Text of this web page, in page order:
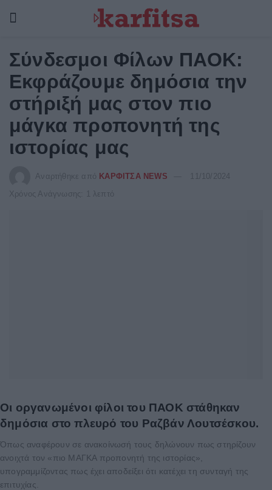
Σύνδεσμοι Φίλων ΠΑΟΚ:
Εκφράζουμε δημόσια την
στήριξή μας στον πιο
μάγκα προπονητή της
ιστορίας μας
Αναρτήθηκε από ΚΑΡΦΙΤΣΑ NEWS
Χρόνος Ανάγνωσης: 1 λεπτό
Οι οργανωμένοι φίλοι του ΠΑΟΚ στάθηκαν
δημόσια στο πλευρό του Ραζβάν Λουτσέσκου.
Όπως αναφέρουν σε ανακοίνωσή τους δηλώνουν πως στηρίζουν
ανοιχτά τον «πιο ΜΑΓΚΑ προπονητή της ιστορίας»,
υπογραμμίζοντας πως έχει αποδείξει ότι κατέχει τη συνταγή της
επιτυχίας.